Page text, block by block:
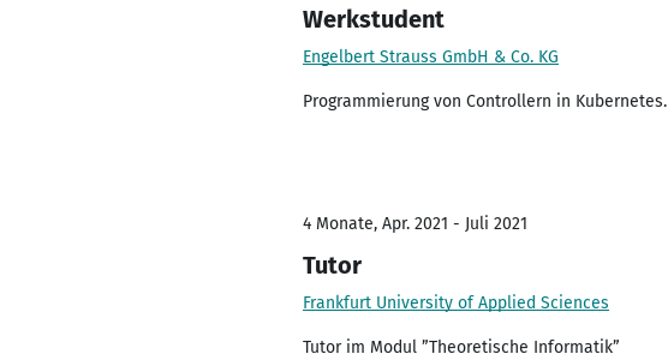
Werkstudent
Engelbert Strauss GmbH & Co. KG
Programmierung von Controllern in Kubernetes.
4 Monate, Apr. 2021 - Juli 2021
Tutor
Frankfurt University of Applied Sciences
Tutor im Modul ”Theoretische Informatik”